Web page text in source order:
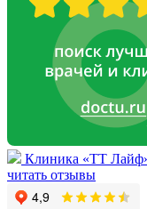
Клиника «ТТ
читать отзывы